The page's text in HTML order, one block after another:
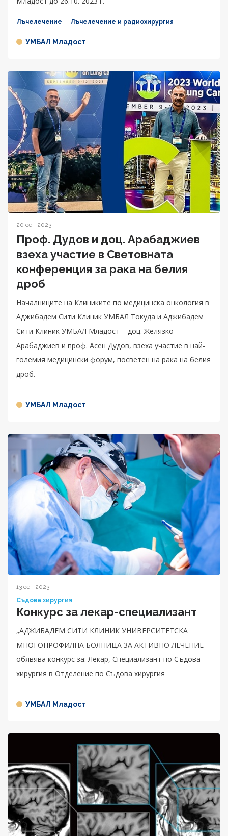
Лъчелечение Лъчелечение и радиохирургия
УМБАЛ Младост
20 сеп 2023
Проф. Дудов и доц. Арабаджиев
взеха участие в Световната
конференция за рака на белия
дроб
Началниците на Клиниките по медицинска онкология в
Аджибадем Сити Клиник УМБАЛ Токуда и Аджибадем
Сити Клиник УМБАЛ Младост – доц. Желязко
Арабаджиев и проф. Асен Дудов, взеха участие в най-
големия медицински форум, посветен на рака на белия
дроб.
УМБАЛ Младост
13 сеп 2023
Съдова хирургия
Конкурс за лекар-специализант
„АДЖИБАДЕМ СИТИ КЛИНИК УНИВЕРСИТЕТСКА
МНОГОПРОФИЛНА БОЛНИЦА ЗА АКТИВНО ЛЕЧЕНИЕ
обявява конкурс за: Лекар, Специализант по Съдова
хирургия в Отделение по Съдова хирургия
УМБАЛ Младост